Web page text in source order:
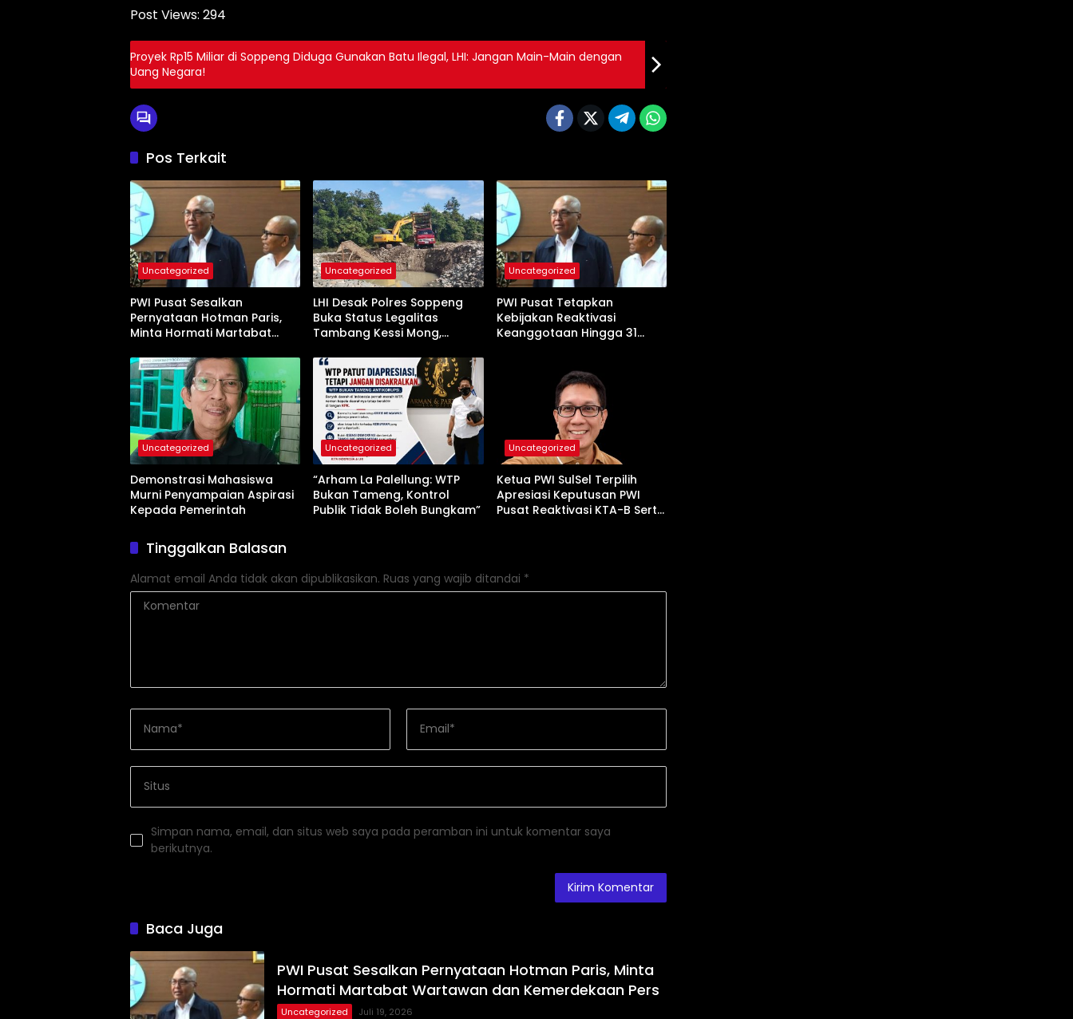
Post Views: 294
Proyek Rp15 Miliar di Soppeng Diduga Gunakan Batu Ilegal, LHI: Jangan Main-Main dengan
Uang Negara!
Pos Terkait
Uncategorized
PWI Pusat Sesalkan
Pernyataan Hotman Paris,
Minta Hormati Martabat
Kemerdekaan Pers
Uncategorized
LHI Desak Polres Soppeng
Buka Status Legalitas
Tambang Kessi Mong,
Uncategorized
PWI Pusat Tetapkan
Kebijakan Reaktivasi
Keanggotaan Hingga 31
Uncategorized
Demonstrasi Mahasiswa
Murni Penyampaian Aspirasi
Kepada Pemerintah
Uncategorized
“Arham La Palellung: WTP
Bukan Tameng, Kontrol
Publik Tidak Boleh Bungkam”
Uncategorized
Ketua PWI SulSel Terpilih
Apresiasi Keputusan PWI
Pusat Reaktivasi KTA-B Serta
Tinggalkan Balasan
Alamat email Anda tidak akan dipublikasikan. Ruas yang wajib ditandai *
Simpan nama, email, dan situs web saya pada peramban ini untuk komentar saya
berikutnya.
Baca Juga
PWI Pusat Sesalkan Pernyataan Hotman Paris, Minta
Hormati Martabat Wartawan dan Kemerdekaan Pers
Uncategorized Juli 19, 2026